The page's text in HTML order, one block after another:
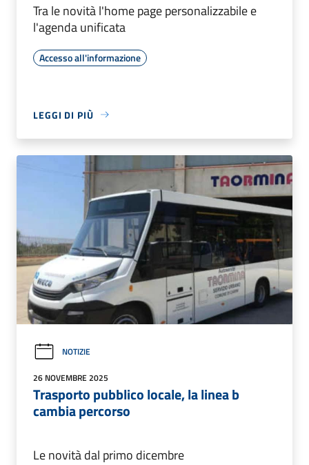
Tra le novità l'home page personalizzabile e
l'agenda unificata
Accesso all'informazione
LEGGI DI PIÙ
NOTIZIE
26 NOVEMBRE 2025
Trasporto pubblico locale, la linea b
cambia percorso
Le novità dal primo dicembre